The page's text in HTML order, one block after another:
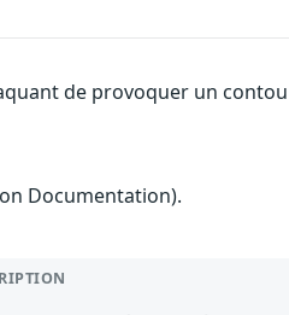
de provoquer un
Documentation).